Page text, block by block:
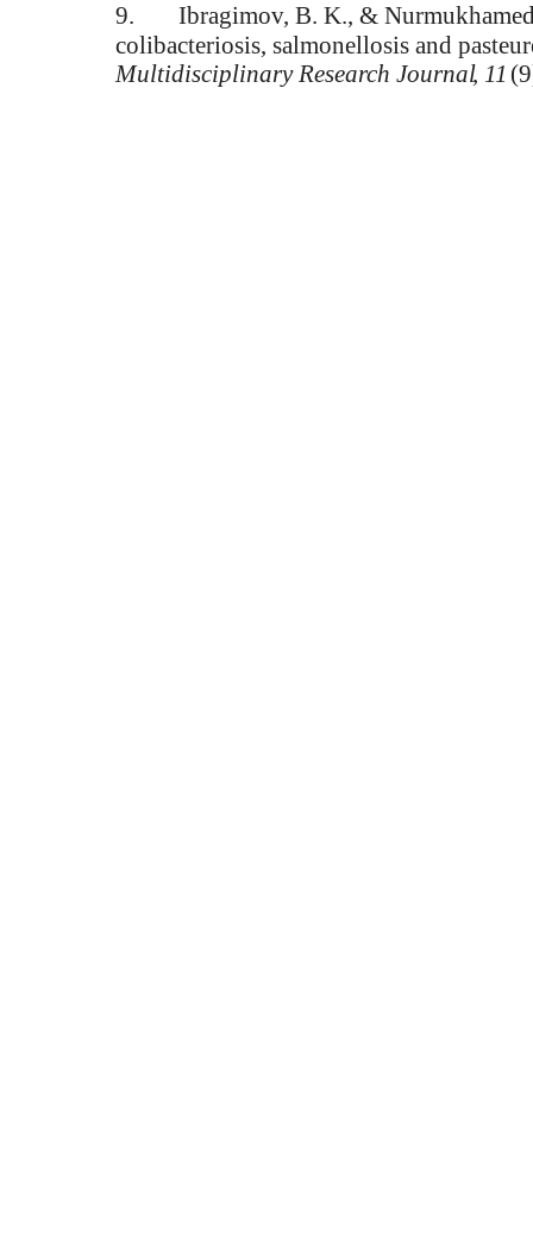
9.
Ibragimov, B. K., &
colibacteriosis, salmonellosis and
Multidisciplinary Research Journal, 11